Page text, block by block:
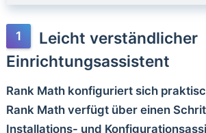
Leicht verständlicher
Einrichtungsassistent
Rank Math konfiguriert sich
Rank Math verfügt über einen
Installations- und